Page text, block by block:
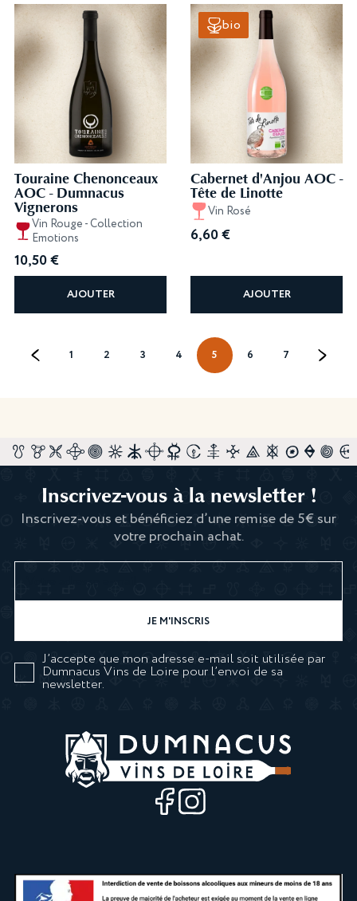
Touraine Chenonceaux
AOC - Dumnacus
Vignerons
Vin Rouge - Collection
Emotions
10,50€
AJOUTER
bio
Cabernet d'Anjou AOC -
Tête de Linotte
Vin Rosé
6,60€
AJOUTER
← 1 2 3 4 5 6 7 →
Inscrivez-vous à la newsletter !
Inscrivez-vous et bénéficiez d’une remise de 5€ sur
votre prochain achat.
J’accepte que mon adresse e-mail soit utilisée par
Dumnacus Vins de Loire pour l’envoi de sa
newsletter.